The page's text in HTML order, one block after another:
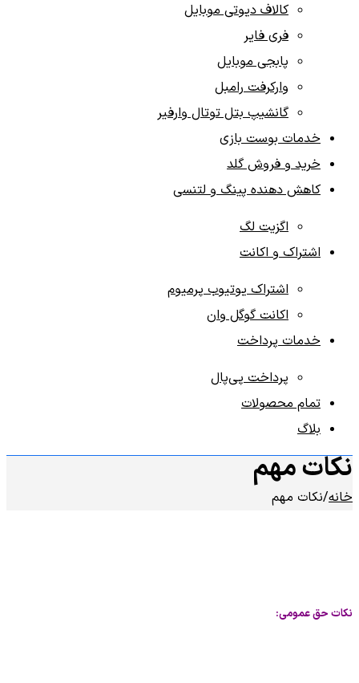
کالاف دیوتی موبایل
فری فایر
پابجی موبایل
وارکرفت رامبل
گانشیپ بتل توتال وارفیر
خدمات بوست بازی‌
خرید و فروش گلد
کاهش دهنده پینگ و لتنسی
اگزیت لگ
اشتراک و اکانت
اشتراک یوتیوب پرمیوم
اکانت گوگل وان
خدمات پرداخت
پرداخت پی‌پال
تمام محصولات
بلاگ
نکات مهم
خانه/نکات مهم
نکات حق عمومی: